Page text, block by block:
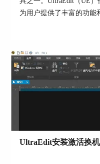
然后，如图8所示，
具体的同步规则。比
行将左边文件复制到
的操作。
为用户提供了丰富的功能
户可能会遇到应用程序
会出现应用错误，
们还将分享一些防止UE
编辑体验始终顺畅无阻。
UltraEdit安装激活换